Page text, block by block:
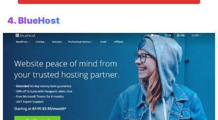
4. BlueHost